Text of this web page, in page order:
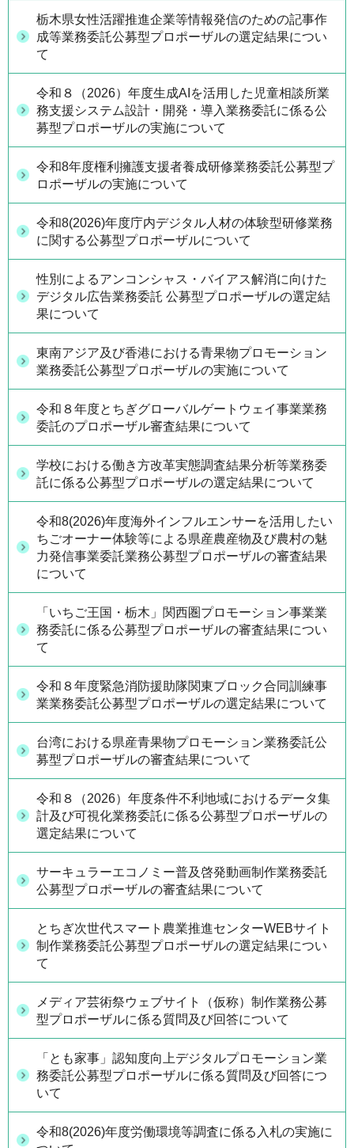
栃木県女性活躍推進企業等情報発信のための記事作
成等業務委託公募型プロポーザルの選定結果につい
て
令和８（2026）年度生成AIを活用した児童相談所業
務支援システム設計・開発・導入業務委託に係る公
募型プロポーザルの実施について
令和8年度権利擁護支援者養成研修業務委託公募型プ
ロポーザルの実施について
令和8(2026)年度庁内デジタル人材の体験型研修業務
に関する公募型プロポーザルについて
性別によるアンコンシャス・バイアス解消に向けた
デジタル広告業務委託 公募型プロポーザルの選定結
果について
東南アジア及び香港における青果物プロモーション
業務委託公募型プロポーザルの実施について
令和８年度とちぎグローバルゲートウェイ事業業務
委託のプロポーザル審査結果について
学校における働き方改革実態調査結果分析等業務委
託に係る公募型プロポーザルの選定結果について
令和8(2026)年度海外インフルエンサーを活用したい
ちごオーナー体験等による県産農産物及び農村の魅
力発信事業委託業務公募型プロポーザルの審査結果
について
「いちご王国・栃木」関西圏プロモーション事業業
務委託に係る公募型プロポーザルの審査結果につい
て
令和８年度緊急消防援助隊関東ブロック合同訓練事
業業務委託公募型プロポーザルの選定結果について
台湾における県産青果物プロモーション業務委託公
募型プロポーザルの審査結果について
令和８（2026）年度条件不利地域におけるデータ集
計及び可視化業務委託に係る公募型プロポーザルの
選定結果について
サーキュラーエコノミー普及啓発動画制作業務委託
公募型プロポーザルの審査結果について
とちぎ次世代スマート農業推進センターWEBサイト
制作業務委託公募型プロポーザルの選定結果につい
て
メディア芸術祭ウェブサイト（仮称）制作業務公募
型プロポーザルに係る質問及び回答について
「とも家事」認知度向上デジタルプロモーション業
務委託公募型プロポーザルに係る質問及び回答につ
いて
令和8(2026)年度労働環境等調査に係る入札の実施に